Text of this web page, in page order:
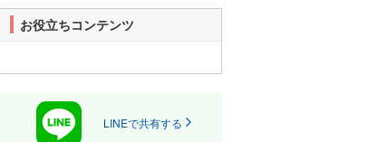
詳しくは ucchari-kacchari.com で
検索!!
お役立ちコンテンツ
LINEで共有する